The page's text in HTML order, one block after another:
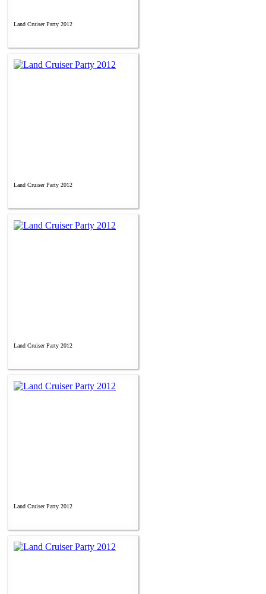
Land Cruiser Party 2012
Land Cruiser Party 2012
Land Cruiser Party 2012
Land Cruiser Party 2012